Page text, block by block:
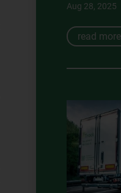
Aug 28, 2025
read more